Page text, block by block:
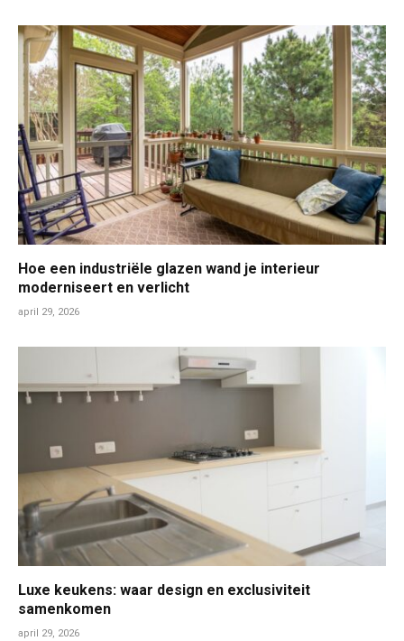
Hoe een industriële glazen wand je interieur
moderniseert en verlicht
april 29, 2026
Luxe keukens: waar design en exclusiviteit
samenkomen
april 29, 2026